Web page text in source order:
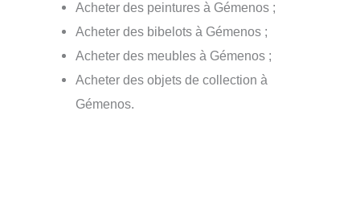
Acheter des peintures à Gémenos ;
Acheter des bibelots à Gémenos ;
Acheter des meubles à Gémenos ;
Acheter des objets de collection à
Gémenos.